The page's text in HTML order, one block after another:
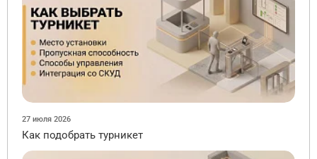
27 июля 2026
Как подобрать турникет